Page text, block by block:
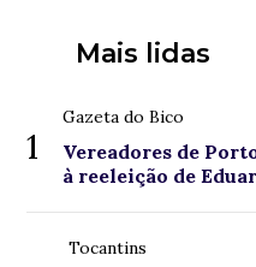
Mais lidas
1
Gazeta do Bico
Vereadores de
à reeleição de
Tocantins